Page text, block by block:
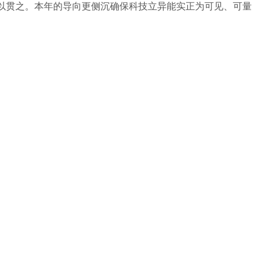
贯之。本年的导向更侧沉确保科技立异能实正为可见、可量